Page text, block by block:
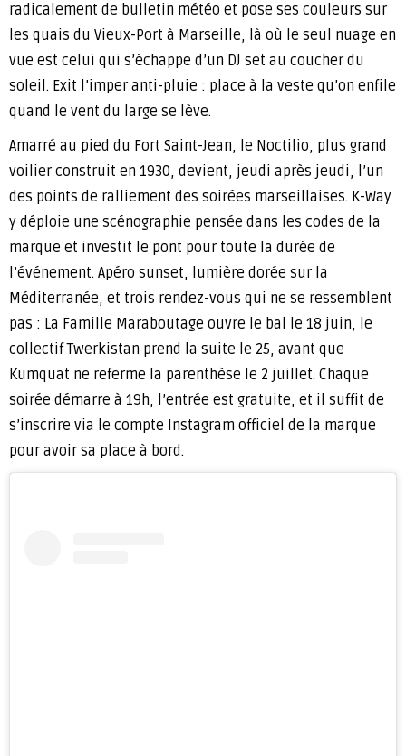
radicalement de bulletin météo et pose ses couleurs sur
les quais du Vieux-Port à Marseille, là où le seul nuage en
vue est celui qui s’échappe d’un DJ set au coucher du
soleil. Exit l’imper anti-pluie : place à la veste qu’on enfile
quand le vent du large se lève.
Amarré au pied du Fort Saint-Jean, le Noctilio, plus grand
voilier construit en 1930, devient, jeudi après jeudi, l’un
des points de ralliement des soirées marseillaises. K-Way
y déploie une scénographie pensée dans les codes de la
marque et investit le pont pour toute la durée de
l’événement. Apéro sunset, lumière dorée sur la
Méditerranée, et trois rendez-vous qui ne se ressemblent
pas : La Famille Maraboutage ouvre le bal le 18 juin, le
collectif Twerkistan prend la suite le 25, avant que
Kumquat ne referme la parenthèse le 2 juillet. Chaque
soirée démarre à 19h, l’entrée est gratuite, et il suffit de
s’inscrire via le compte Instagram officiel de la marque
pour avoir sa place à bord.